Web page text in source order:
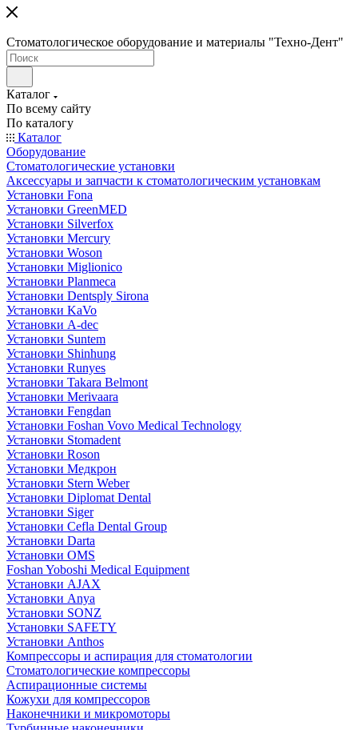
Стоматологическое оборудование и материалы "Техно-Дент"
Каталог
По всему сайту
По каталогу
Каталог
Оборудование
Стоматологические установки
Аксессуары и запчасти к стоматологическим установкам
Установки Fona
Установки GreenMED
Установки Silverfox
Установки Mercury
Установки Woson
Установки Miglionico
Установки Planmeca
Установки Dentsply Sirona
Установки KaVo
Установки A-dec
Установки Suntem
Установки Shinhung
Установки Runyes
Установки Takara Belmont
Установки Merivaara
Установки Fengdan
Установки Foshan Vovo Medical Technology
Установки Stomadent
Установки Roson
Установки Медкрон
Установки Stern Weber
Установки Diplomat Dental
Установки Siger
Установки Cefla Dental Group
Установки Darta
Установки OMS
Foshan Yoboshi Medical Equipment
Установки AJAX
Установки Anya
Установки SONZ
Установки SAFETY
Установки Anthos
Компрессоры и аспирация для стоматологии
Стоматологические компрессоры
Аспирационные системы
Кожухи для компрессоров
Наконечники и микромоторы